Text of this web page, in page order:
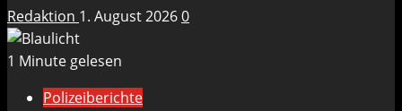
Redaktion 1. August 20260
1 Minute gelesen
Polizeiberichte